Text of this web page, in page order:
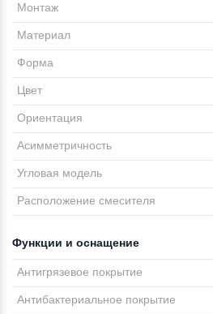
Монтаж
Материал
Форма
Цвет
Ориентация
Асимметричность
Угловая модель
Расположение смесителя
Функции и оснащение
Антигрязевое покрытие
Антибактериальное покрытие